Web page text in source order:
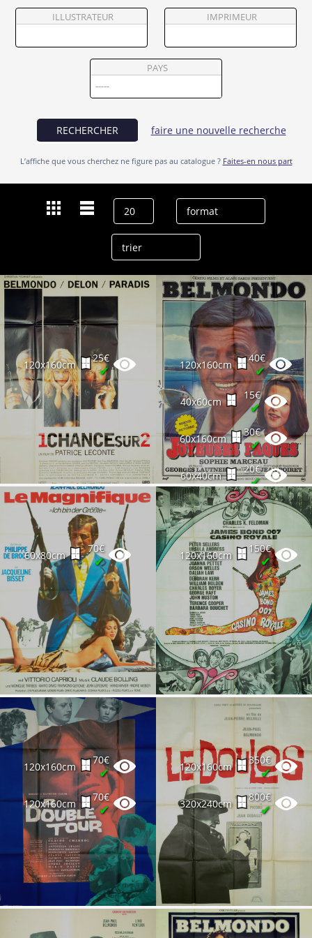
Vendre
ILLUSTRATEUR IMPRIMEUR
PAYS
RECHERCHER faire une nouvelle recherche
L’affiche que vous cherchez ne figure pas au catalogue ? Faites-en nous part
120x160cm
25€
✔ 120x160cm
40€
✔
40x60cm
15€
✔
60x160cm
30€
✔
60x40cm
20€
✔
60x80cm
70€
✔ 120x160cm
150€
✔
120x160cm
70€
✔
120x160cm
70€
✔
120x160cm
350€
✔
320x240cm
800€
✔